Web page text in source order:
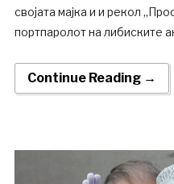
својата мајка и и рекол
портпаролот на либиските
Continue Reading →